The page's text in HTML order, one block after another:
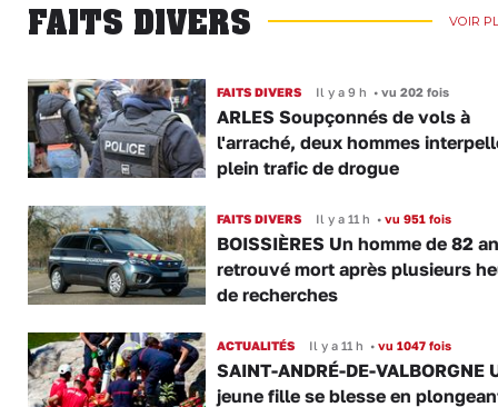
FAITS DIVERS VOIR
FAITS DIVERS Il y a 9 h •vu 202 fois
ARLES Soupçonnés de vols à
l'arraché, deux hommes
plein trafic de drogue
FAITS DIVERS Il y a 11 h •vu 951 fois
BOISSIÈRES Un homme de 82
retrouvé mort après plusieurs
de recherches
ACTUALITÉS Il y a 11 h •vu 1047 fois
SAINT-ANDRÉ-DE-VALBORGNE
jeune fille se blesse en